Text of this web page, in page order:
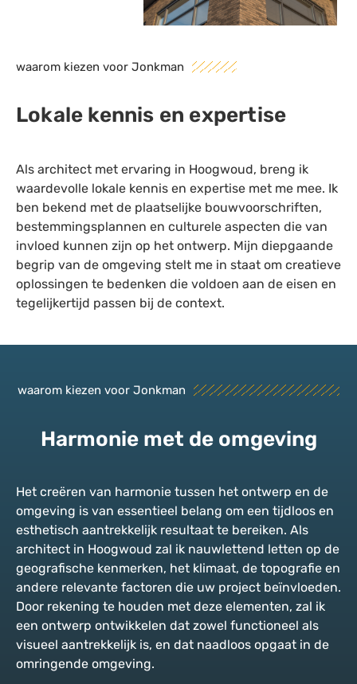
waarom kiezen voor Jonkman
Lokale kennis en expertise
Als architect met ervaring in Hoogwoud, breng ik
waardevolle lokale kennis en expertise met me mee. Ik
ben bekend met de plaatselijke bouwvoorschriften,
bestemmingsplannen en culturele aspecten die van
invloed kunnen zijn op het ontwerp. Mijn diepgaande
begrip van de omgeving stelt me in staat om creatieve
oplossingen te bedenken die voldoen aan de eisen en
tegelijkertijd passen bij de context.
waarom kiezen voor Jonkman
Harmonie met de omgeving
Het creëren van harmonie tussen het ontwerp en de
omgeving is van essentieel belang om een tijdloos en
esthetisch aantrekkelijk resultaat te bereiken. Als
architect in Hoogwoud zal ik nauwlettend letten op de
geografische kenmerken, het klimaat, de topografie en
andere relevante factoren die uw project beïnvloeden.
Door rekening te houden met deze elementen, zal ik
een ontwerp ontwikkelen dat zowel functioneel als
visueel aantrekkelijk is, en dat naadloos opgaat in de
omringende omgeving.